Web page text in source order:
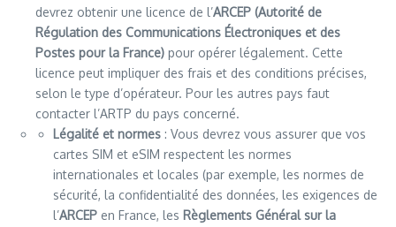
devrez obtenir une licence de l’ARCEP (Autorité de
Régulation des Communications Électroniques et des
Postes pour la France) pour opérer légalement. Cette
licence peut impliquer des frais et des conditions précises,
selon le type d’opérateur. Pour les autres pays faut
contacter l’ARTP du pays concerné.
Légalité et normes : Vous devrez vous assurer que vos
cartes SIM et eSIM respectent les normes
internationales et locales (par exemple, les normes de
sécurité, la confidentialité des données, les exigences de
l’ARCEP en France, les Règlements Général sur la